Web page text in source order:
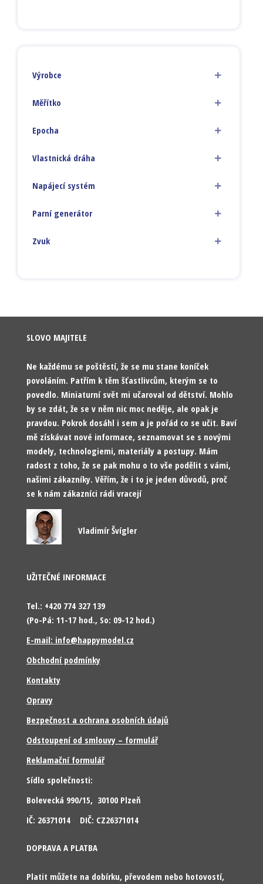
Výrobce
Měřítko
Epocha
Vlastnická dráha
Napájecí systém
Parní generátor
Zvuk
SLOVO MAJITELE
Ne každému se poštěstí, že se mu stane koníček
povoláním. Patřím k těm šťastlivcům, kterým se to
povedlo. Miniaturní svět mi učaroval od dětství. Mohlo
by se zdát, že se v něm nic moc neděje, ale opak je
pravdou. Pokrok dosáhl i sem a je pořád co se učit. Baví
mě získávat nové informace, seznamovat se s novými
modely, technologiemi, materiály a postupy. Mám
radost z toho, že se pak mohu o to vše podělit s vámi,
našimi zákazníky. Věřím, že i to je jeden důvodů, proč
se k nám zákazníci rádi vracejí
Vladimír Švígler
UŽITEČNÉ INFORMACE
Tel.: +420 774 327 139
(Po-Pá: 11-17 hod., So: 09-12 hod.)
E-mail: info@happymodel.cz
Obchodní podmínky
Kontakty
Opravy
Bezpečnost a ochrana osobních údajů
Odstoupení od smlouvy – formulář
Reklamační formulář
Sídlo společnosti:
Bolevecká 990/15, 30100 Plzeň
IČ: 26371014 DIČ: CZ26371014
DOPRAVA A PLATBA
Platit můžete na dobírku, převodem nebo hotovostí,